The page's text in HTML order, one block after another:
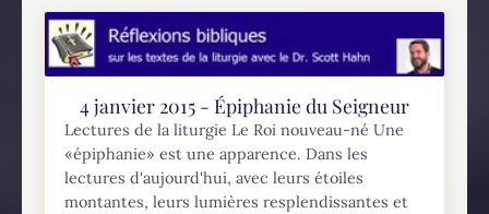
4 janvier 2015 - Épiphanie du Seigneur
Lectures de la liturgie Le Roi nouveau-né Une
«épiphanie» est une apparence. Dans les
lectures d'aujourd'hui, avec leurs étoiles
montantes, leurs lumières resplendissantes et